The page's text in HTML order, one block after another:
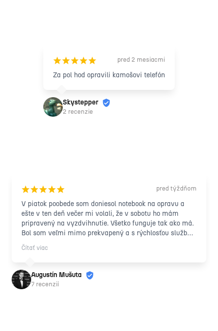
¡¡¡¡¡ pred 2 mesiacmi
Za pol hod opravili kamošovi telefón
Skystepper
2 recenzie
¡¡¡¡¡ pred týždňom
V piatok poobede som doniesol notebook na opravu a
ešte v ten deň večer mi volali, že v sobotu ho mám
pripravený na vyzdvihnutie. Všetko funguje tak ako má.
Bol som veľmi mimo prekvapený a s rýchlosťou služby
a taktiež s príjemným, ľudským prístupom
zamestnancov. Vrelo odporúčam každému ďalej!
Čítať viac
Augustín Mušuta
7 recenzií